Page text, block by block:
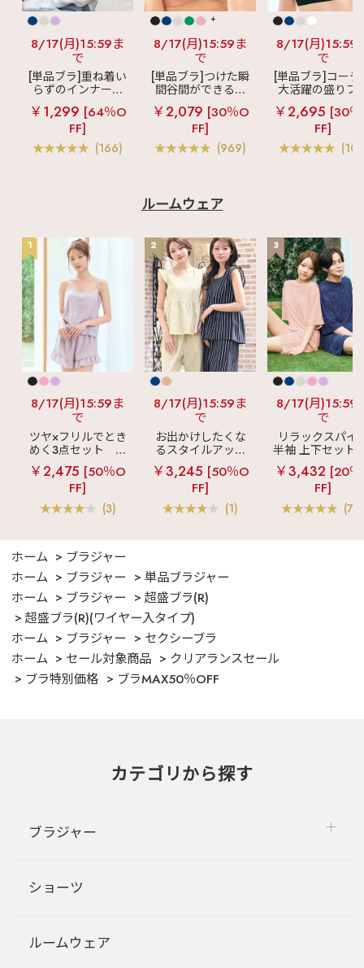
8/17(月)15:59ま
で
[単品ブラ]重ね着い
らずのインナーブ
ラ
リッチバスト
ブラトップ (ワイヤ
ー入り)
￥1,299 [64％O
FF]
(166)
+
8/17(月)15:59ま
で
[単品ブラ]つけた瞬
間谷間ができるシ
ームレスブラ
超
盛ブラ(R) シームレ
ス 単品ブラジャー
￥2,079 [30％O
FF]
(969)
8/17(月)15:59
で
[単品ブラ]コーデ
大活躍の盛りブ
ショートレン
ス ブラトップ 超
ブラ(R) 単品ブ
ャー
￥2,695 [30
FF]
ルームウェア
1
8/17(月)15:59ま
で
ツヤ×フリルでとき
めく3点セット
シ
ルキー ショートパ
ンツ 3点セット
￥2,475 [50％O
FF]
(3)
2
8/17(月)15:59ま
で
お出かけしたくな
るスタイルアップ
見え
ストライプ
フリル ロングパン
ツ 綿混 上下セット
￥3,245 [50％O
FF]
(1)
3
8/17(月)15:59
で
リラックスパイ
半袖 上下セット
女兼用サイズ)
￥3,432 [20
FF]
ホーム
ブラジャー
ホーム
ブラジャー
単品ブラジャー
ホーム
ブラジャー
超盛ブラ(R)
超盛ブラ(R)(ワイヤー入タイプ)
ホーム
ブラジャー
セクシーブラ
ホーム
セール対象商品
クリアランスセール
ブラ特別価格
ブラMAX50％OFF
カテゴリから探す
ブラジャー
ショーツ
ルームウェア